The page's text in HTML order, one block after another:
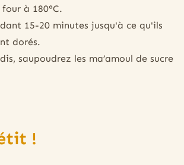
à 180°C.
15-20 minutes jusqu'à ce qu'ils
dorés.
saupoudrez les ma’amoul de sucre
!